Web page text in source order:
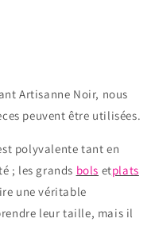
Artisanne Noir, nous
peuvent être utilisées.
polyvalente tant en
; les grands bols etplats
une véritable
leur taille, mais il